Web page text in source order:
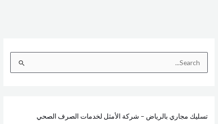
ث
تسليك مجاري بالرياض – شركة الأمثل لخدمات الصرف الصحي